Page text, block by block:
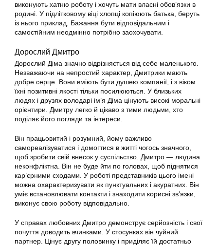
виконують хатню роботу і хочуть мати власні обов’язки в
родині. У підлітковому віці хлопці копіюють батька, беруть
із нього приклад. Бажання бути відповідальним і
самостійним неодмінно потрібно заохочувати.
Дорослий Дмитро
Дорослий Діма значно відрізняється від себе маленького.
Незважаючи на непростий характер, Дмитрики мають
добре серце. Вони вміють бути душею компанії, і з віком
їхні позитивні якості тільки посилюються. У близьких
людях і друзях володарі ім’я Діма цінують високі моральні
орієнтири. Дмитру легко й цікаво з тими людьми, хто
поділяє його погляди та інтереси.
Він працьовитий і розумний, йому важливо
самореалізуватися і домогтися в житті чогось значного,
щоб зробити свій внесок у суспільство. Дмитро — людина
неконфліктна. Він не буде йти по головах, щоб піднятися
кар’єрними сходами. У роботі представників цього імені
можна охарактеризувати як пунктуальних і акуратних. Він
уміє встановлювати контакти і знаходити корисні зв’язки,
виконує свою роботу відповідально.
У справах любовних Дмитро демонструє серйозність і свої
почуття доводить вчинками. У стосунках він чуйний
партнер. Цінує другу половинку і приділяє їй достатньо